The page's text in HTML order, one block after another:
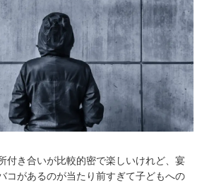
付き合いが比較的密で楽しいけれど、宴
コがあるのが当たり前すぎて子どもへの